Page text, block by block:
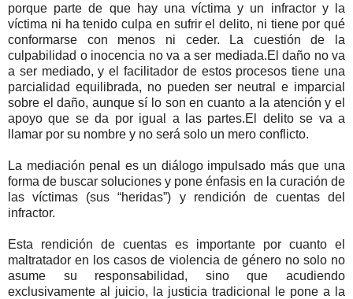
porque parte de que hay una víctima y un infractor y la
víctima ni ha tenido culpa en sufrir el delito, ni tiene por qué
conformarse con menos ni ceder. La cuestión de la
culpabilidad o inocencia no va a ser mediada.El daño no va
a ser mediado, y el facilitador de estos procesos tiene una
parcialidad equilibrada, no pueden ser neutral e imparcial
sobre el daño, aunque sí lo son en cuanto a la atención y el
apoyo que se da por igual a las partes.El delito se va a
llamar por su nombre y no será solo un mero conflicto.
La mediación penal es un diálogo impulsado más que una
forma de buscar soluciones y pone énfasis en la curación de
las víctimas (sus “heridas”) y rendición de cuentas del
infractor.
Esta rendición de cuentas es importante por cuanto el
maltratador en los casos de violencia de género no solo no
asume su responsabilidad, sino que acudiendo
exclusivamente al juicio, la justicia tradicional le pone a la